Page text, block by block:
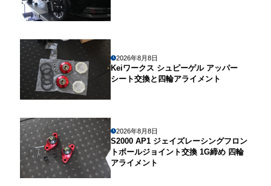
2026年8月8日
Keiワークス シュピーゲル アッパー
シート交換と四輪アライメント
2026年8月8日
S2000 AP1 ジェイズレーシングフロン
トボールジョイント交換 1G締め 四輪
アライメント